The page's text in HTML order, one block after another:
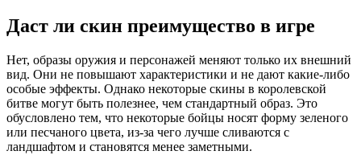
Даст ли скин преимущество в игре
Нет, образы оружия и персонажей меняют только их внешний
вид. Они не повышают характеристики и не дают какие-либо
особые эффекты. Однако некоторые скины в королевской
битве могут быть полезнее, чем стандартный образ. Это
обусловлено тем, что некоторые бойцы носят форму зеленого
или песчаного цвета, из-за чего лучше сливаются с
ландшафтом и становятся менее заметными.